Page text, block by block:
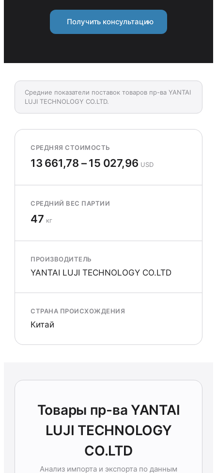
Получить консультацию
Средние показатели поставок товаров пр-ва YANTAI
LUJI TECHNOLOGY CO.LTD.
СРЕДНЯЯ СТОИМОСТЬ
13 661,78 – 15 027,96 USD
СРЕДНИЙ ВЕС ПАРТИИ
47 кг
ПРОИЗВОДИТЕЛЬ
YANTAI LUJI TECHNOLOGY CO.LTD
СТРАНА ПРОИСХОЖДЕНИЯ
Китай
Товары пр-ва YANTAI
LUJI TECHNOLOGY
CO.LTD
Анализ импорта и экспорта по данным